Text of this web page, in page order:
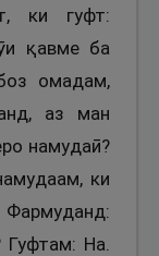
ки гуфт:
қавме ба
омадам,
аз ман
намудаӣ?
ки
Гуфтам: На.